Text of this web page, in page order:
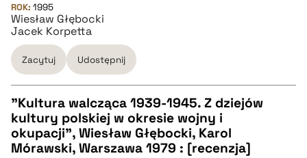
pobierz cytat
BIBTEX
pobierz cytat
ROK: 1995
Wiesław Głębocki
Jacek Korpetta
Zacytuj Udostępnij
CZYSTY TEKST
"Kultura walcząca 1939-1945. Z dziejów
kultury polskiej w okresie wojny i
okupacji", Wiesław Głębocki, Karol
Mórawski, Warszawa 1979 : [recenzja]